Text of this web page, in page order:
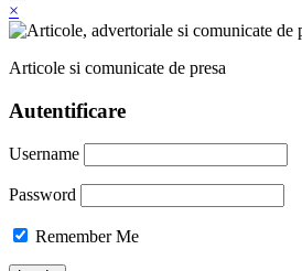
×
Articole si comunicate de presa
Autentificare
Username
Password
Remember Me